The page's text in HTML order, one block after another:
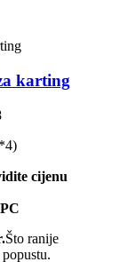
karting
cijenu
Što ranije